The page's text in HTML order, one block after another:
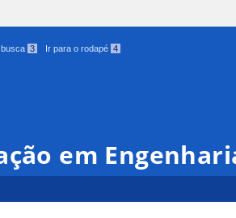
3 Ir para o rodapé 4
em